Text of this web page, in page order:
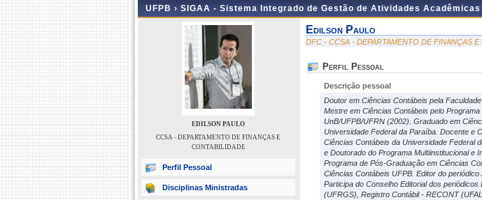
UFPB › SIGAA - Sistema Integrado de Gestão de Atividades Acadêmicas
EDILSON PAULO
CCSA - DEPARTAMENTO DE FINANÇAS E
CONTABILIDADE
Perfil Pessoal
Disciplinas Ministradas
Edilson Paulo
DFC - CCSA - DEPARTAMENTO DE FINANÇAS E
Perfil Pessoal
Descrição pessoal
Doutor em Ciências Contábeis pela
Mestre em Ciências Contábeis pelo
UnB/UFPB/UFRN (2002). Graduado em
Universidade Federal da Paraíba. Docente e
Ciências Contábeis da Universidade Federal
e Doutorado do Programa Multiinstitucional e
Programa de Pós-Graduação em Ciências
Ciências Contábeis UFPB. Editor do
Participa do Conselho Editorial dos
(UFRGS), Registro Contábil - RECONT